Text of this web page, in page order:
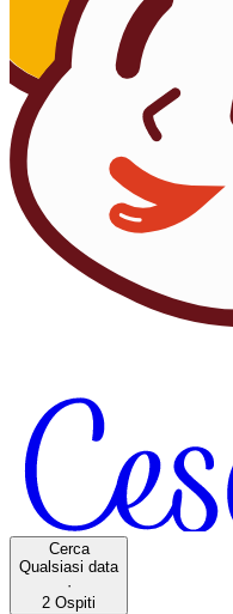
Cerca
Qualsiasi data
·
2 Ospiti